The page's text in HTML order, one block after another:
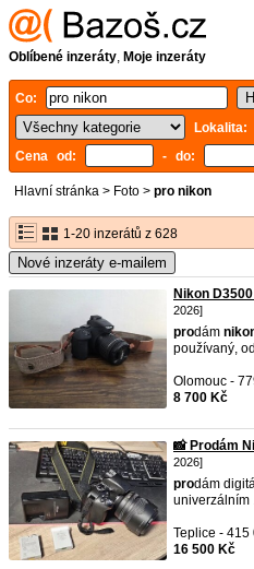
Oblíbené inzeráty, Moje inzeráty
Co:
Lokalita:
Cena od:
- do:
Hlavní stránka > Foto > pro nikon
1-20 inzerátů z 628
Nové inzeráty e-mailem
Nikon
2026]
prodám
používaný,
Olomouc -
8 700 Kč
📸 Prodám
2026]
prodám
univerzálním
Teplice - 415
16 500 Kč